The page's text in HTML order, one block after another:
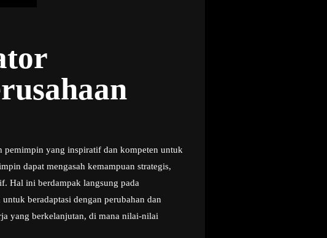
pemimpin yang inspiratif dan kompeten untuk
dapat mengasah kemampuan strategis,
Hal ini berdampak langsung pada
beradaptasi dengan perubahan dan
yang berkelanjutan, di mana nilai-nilai